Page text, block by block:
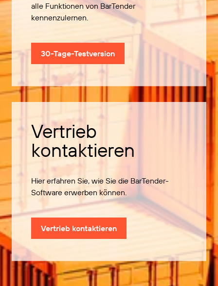
alle Funktionen von BarTender
kennenzulernen.
30-Tage-Testversion
Vertrieb
kontaktieren
Hier erfahren Sie, wie Sie die BarTender-
Software erwerben können.
Vertrieb kontaktieren